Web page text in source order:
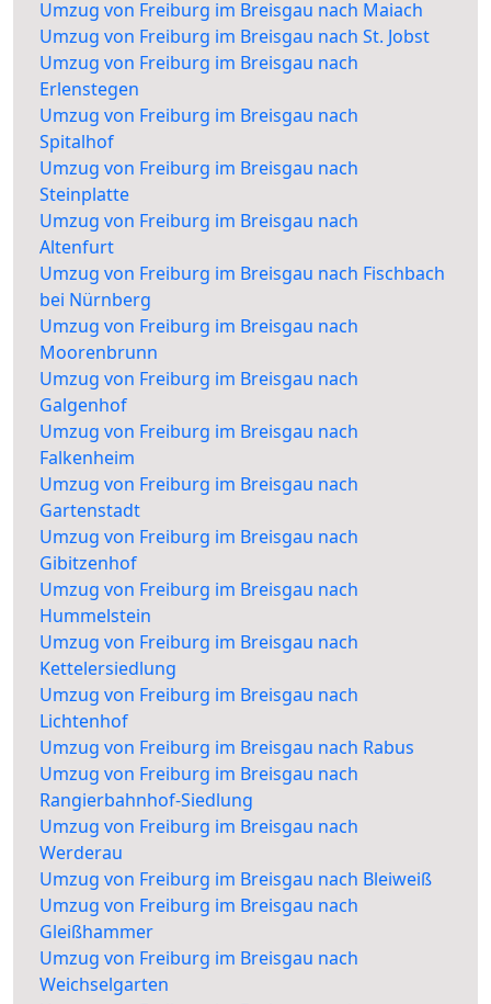
Umzug von Freiburg im Breisgau nach Maiach
Umzug von Freiburg im Breisgau nach St. Jobst
Umzug von Freiburg im Breisgau nach
Erlenstegen
Umzug von Freiburg im Breisgau nach
Spitalhof
Umzug von Freiburg im Breisgau nach
Steinplatte
Umzug von Freiburg im Breisgau nach
Altenfurt
Umzug von Freiburg im Breisgau nach Fischbach
bei Nürnberg
Umzug von Freiburg im Breisgau nach
Moorenbrunn
Umzug von Freiburg im Breisgau nach
Galgenhof
Umzug von Freiburg im Breisgau nach
Falkenheim
Umzug von Freiburg im Breisgau nach
Gartenstadt
Umzug von Freiburg im Breisgau nach
Gibitzenhof
Umzug von Freiburg im Breisgau nach
Hummelstein
Umzug von Freiburg im Breisgau nach
Kettelersiedlung
Umzug von Freiburg im Breisgau nach
Lichtenhof
Umzug von Freiburg im Breisgau nach Rabus
Umzug von Freiburg im Breisgau nach
Rangierbahnhof-Siedlung
Umzug von Freiburg im Breisgau nach
Werderau
Umzug von Freiburg im Breisgau nach Bleiweiß
Umzug von Freiburg im Breisgau nach
Gleißhammer
Umzug von Freiburg im Breisgau nach
Weichselgarten